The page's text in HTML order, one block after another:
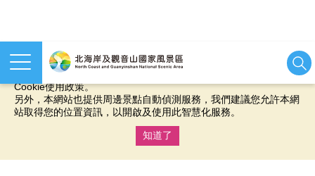
本網站使用cookies等相關技術以持續優化網站服務，並有助於為
您提供更佳的體驗，當您繼續使用本網站即表示您同意我們的
Cookie使用政策。
另外，本網站也提供周邊景點自動偵測服務，我們建議您允許本網
站取得您的位置資訊，以開啟及使用此智慧化服務。
知道了